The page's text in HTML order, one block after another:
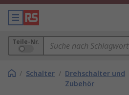
Teile-Nr.
/ Schalter / Drehschalter und
Zubehör